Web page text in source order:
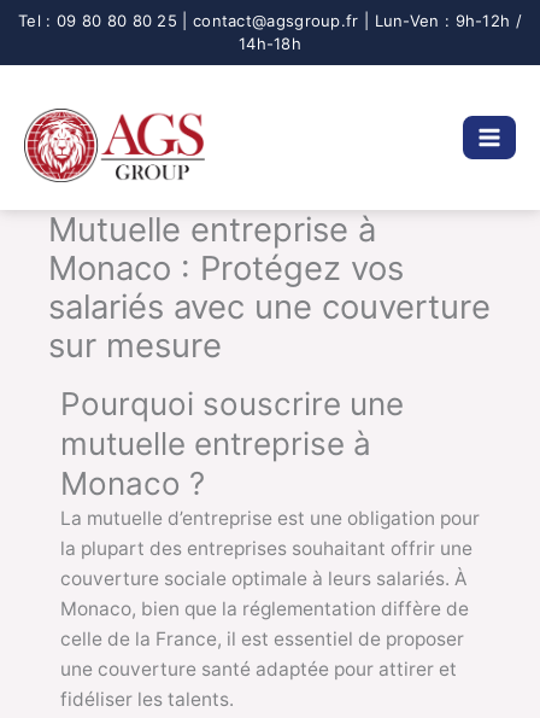
Aller
Mutuelle entreprise à
Monaco : Protégez vos
salariés avec une couverture
sur mesure
Pourquoi souscrire une
mutuelle entreprise à
Monaco ?
La mutuelle d’entreprise est une obligation pour
la plupart des entreprises souhaitant offrir une
couverture sociale optimale à leurs salariés. À
Monaco, bien que la réglementation diffère de
celle de la France, il est essentiel de proposer
une couverture santé adaptée pour attirer et
fidéliser les talents.